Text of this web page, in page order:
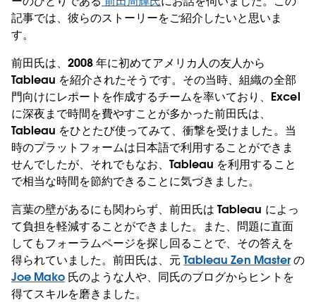
記事では、彼らのストーリーをご紹介したいと思いま
す。
前田氏は、2008 年に初めてアメリカ人の友人から
Tableau を紹介されたそうです。その当時、組織の全部
門向けにレポートを作成するチームを率いており、Excel
に深夜まで時間を費やすことが多かった前田氏は、
Tableau をひとたび使ってみて、衝撃を受けました。当
時のプラットフォームは日本語で利用することができま
せんでしたが、それでもなお、Tableau を利用すること
で相当な時間を節約できることに気づきました。
言葉の壁があるにも関わらず、前田氏は Tableau によっ
て負担を軽減することができました。また、問題に直面
してもフォーラムページを探し回ることで、その答えを
得られていました。前田氏は、元Tableau Zen Masterの
Joe Mako 氏のような人や、同氏のブログからヒントを
得てスキルを磨きました。